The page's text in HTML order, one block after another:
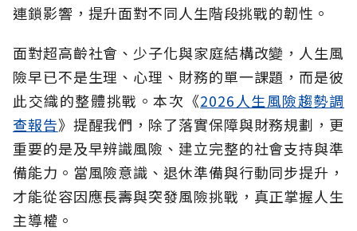
連鎖影響，提升面對不同人生階段挑戰的韌性。
面對超高齡社會、少子化與家庭結構改變，人生風
險早已不是生理、心理、財務的單一課題，而是彼
此交織的整體挑戰。本次《2026人生風險趨勢調
查報告》提醒我們，除了落實保障與財務規劃，更
重要的是及早辨識風險、建立完整的社會支持與準
備能力。當風險意識、退休準備與行動同步提升，
才能從容因應長壽與突發風險挑戰，真正掌握人生
主導權。